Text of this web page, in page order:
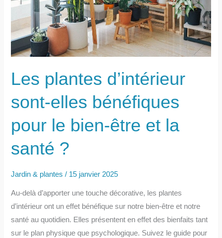
Les plantes d’intérieur
sont-elles bénéfiques
pour le bien-être et la
santé ?
Jardin & plantes / 15 janvier 2025
Au-delà d’apporter une touche décorative, les plantes
d’intérieur ont un effet bénéfique sur notre bien-être et notre
santé au quotidien. Elles présentent en effet des bienfaits tant
sur le plan physique que psychologique. Suivez le guide pour